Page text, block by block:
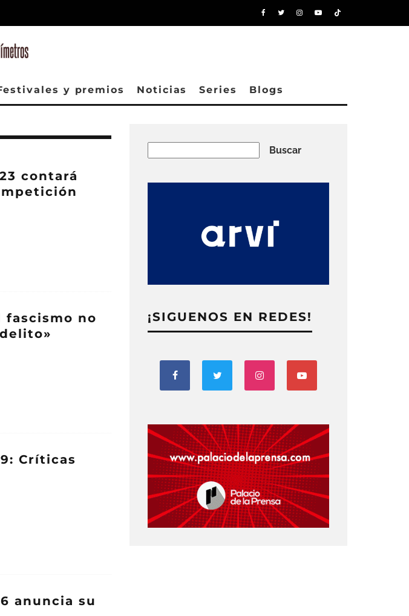
y premios Noticias Series Blogs
contará
fascismo no
Críticas
anuncia su
Buscar
¡SIGUENOS EN REDES!